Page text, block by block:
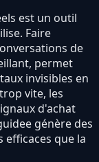
est un outil
Faire
de
permet
invisibles en
vite, les
d'achat
génère des
efficaces que la